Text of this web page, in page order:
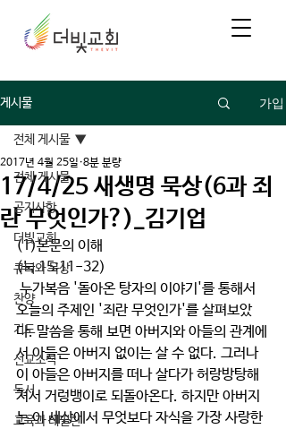
게시물 가입
전체 게시물
공지사항
더빛교회
큐티와 묵상
찬양
기도
선교소식
독서
교육과 테필린
전체 게시물
17/4/25 새생명 묵상(6과 죄
란 무엇인가?)_김기업
2017년 4월 25일 8분 분량
(1)본문의 이해
(눅 15:11-32)
누가복음 '돌아온 탕자의 이야기'를 통해서
오늘의 주제인 '죄란 무엇인가'를 살펴보았
다. 말씀을 통해 보면 아버지와 아들의 관계에
서 아들은 아버지 없이는 살 수 없다. 그러나
이 아들은 아버지를 떠나 살다가 허랑방탕해
져서 거렁뱅이로 되돌아온다. 하지만 아버지
는 이 세상에서 무엇보다 자식을 가장 사랑한